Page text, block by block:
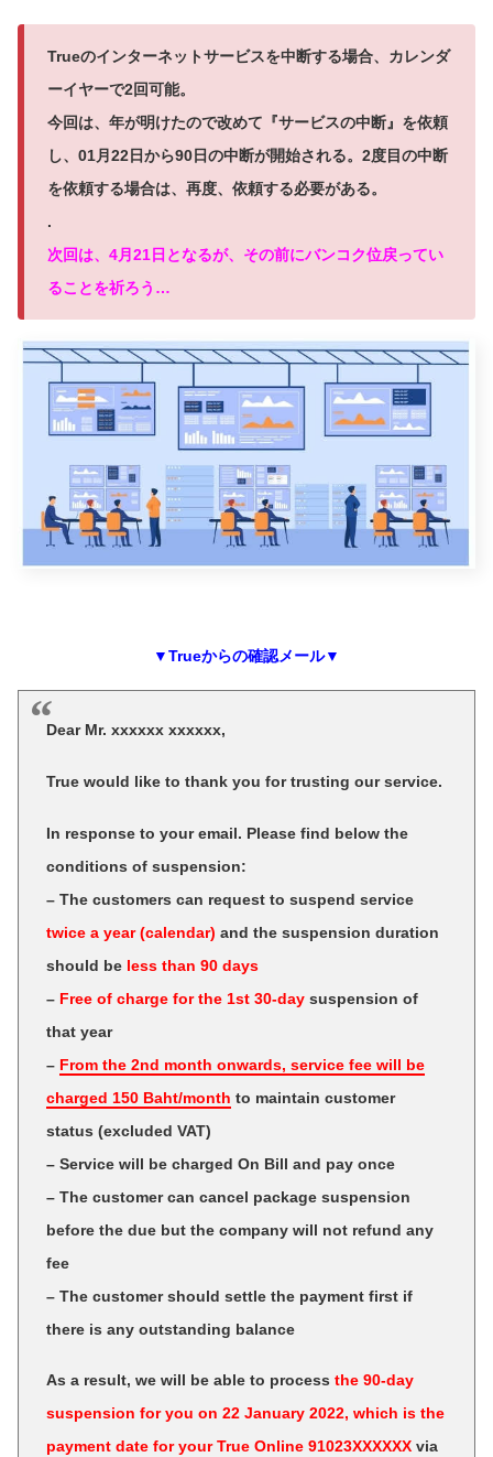
Trueのインターネットサービスを中断する場合、カレンダ
ーイヤーで2回可能。
今回は、年が明けたので改めて『サービスの中断』を依頼
し、01月22日から90日の中断が開始される。2度目の中断
を依頼する場合は、再度、依頼する必要がある。
.
次回は、4月21日となるが、その前にバンコク位戻ってい
ることを祈ろう…
▼Trueからの確認メール▼
Dear Mr. xxxxxx xxxxxx,
True would like to thank you for trusting our service.
In response to your email. Please find below the
conditions of suspension:
– The customers can request to suspend service
twice a year (calendar) and the suspension duration
should be less than 90 days
– Free of charge for the 1st 30-day suspension of
that year
– From the 2nd month onwards, service fee will be
charged 150 Baht/month to maintain customer
status (excluded VAT)
– Service will be charged On Bill and pay once
– The customer can cancel package suspension
before the due but the company will not refund any
fee
– The customer should settle the payment first if
there is any outstanding balance
As a result, we will be able to processthe 90-day
suspension for you on 22 January 2022, which is the
payment date for your True Online 91023XXXXXXvia